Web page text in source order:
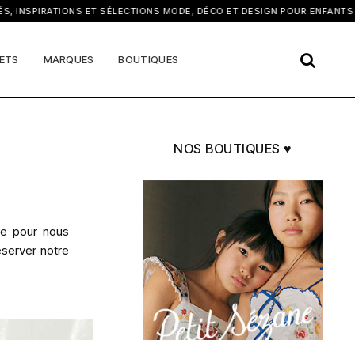
ET SÉLECTIONS MODE, DÉCO ET DESIGN POUR ENFANTS ×
MARQUES BOUTIQUES
pour nous
notre
NOS BOUTIQUES ♥